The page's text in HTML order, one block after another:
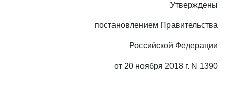
Утверждены
постановлением Правительства
Российской Федерации
от 20 ноября 2018 г. N 1390